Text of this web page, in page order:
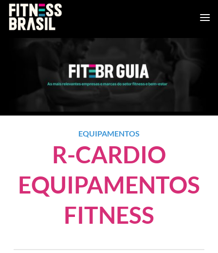
Skip
content
EQUIPAMENTOS
R-CARDIO
EQUIPAMENTOS
FITNESS